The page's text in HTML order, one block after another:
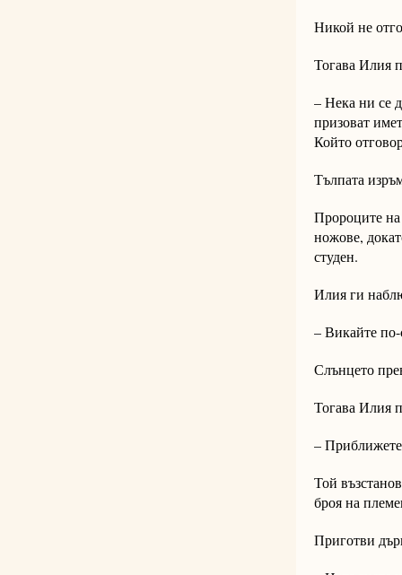
Никой не
Тогава Илия
– Нека ни се
призоват
Който
Тълпата
Пророците на
ножове,
студен.
Илия ги
– Викайте
Слънцето
Тогава Илия
–
Той
броя на
Приготви